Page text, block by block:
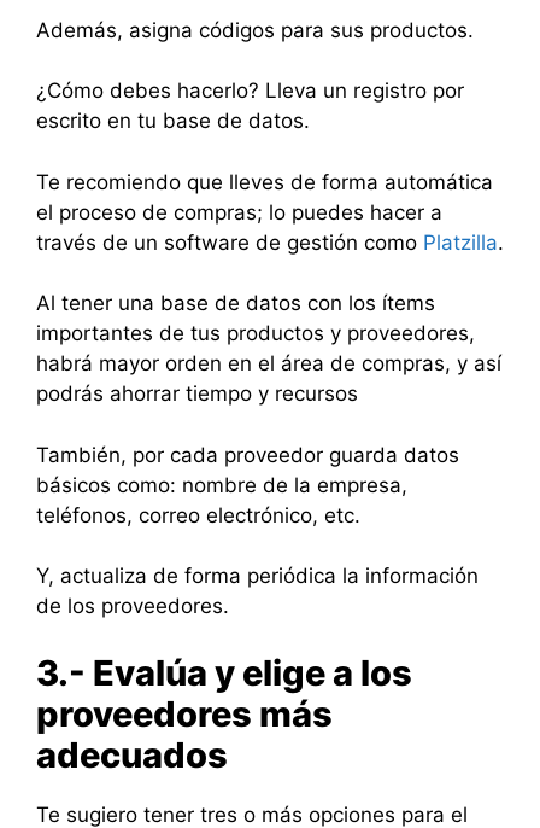
Además, asigna códigos para sus productos.
¿Cómo debes hacerlo? Lleva un registro por
escrito en tu base de datos.
Te recomiendo que lleves de forma automática
el proceso de compras; lo puedes hacer a
través de un software de gestión como Platzilla.
Al tener una base de datos con los ítems
importantes de tus productos y proveedores,
habrá mayor orden en el área de compras, y así
podrás ahorrar tiempo y recursos
También, por cada proveedor guarda datos
básicos como: nombre de la empresa,
teléfonos, correo electrónico, etc.
Y, actualiza de forma periódica la información
de los proveedores.
3.- Evalúa y elige a los
proveedores más
adecuados
Te sugiero tener tres o más opciones para el